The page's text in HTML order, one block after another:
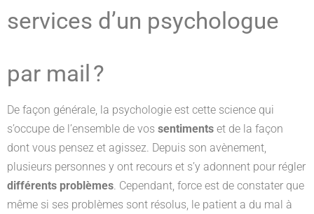
services d’un psychologue
par mail ?
De façon générale, la psychologie est cette science qui
s’occupe de l’ensemble de vos sentiments et de la façon
dont vous pensez et agissez. Depuis son avènement,
plusieurs personnes y ont recours et s’y adonnent pour régler
différents problèmes . Cependant, force est de constater que
même si ses problèmes sont résolus, le patient a du mal à